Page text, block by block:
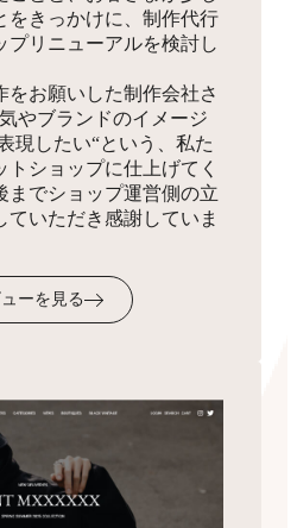
対策にも有効なサイトマッ
って作成します。
面のフォーマットを作成・設
る制作物をデザインします。
をきっかけに、制作代行
プリニューアルを検討し
をお願いした制作会社さ
やブランドのイメージ
現したい“という、私た
ショップに仕上げてく
までショップ運営側の立
ていただき感謝していま
ーを見る